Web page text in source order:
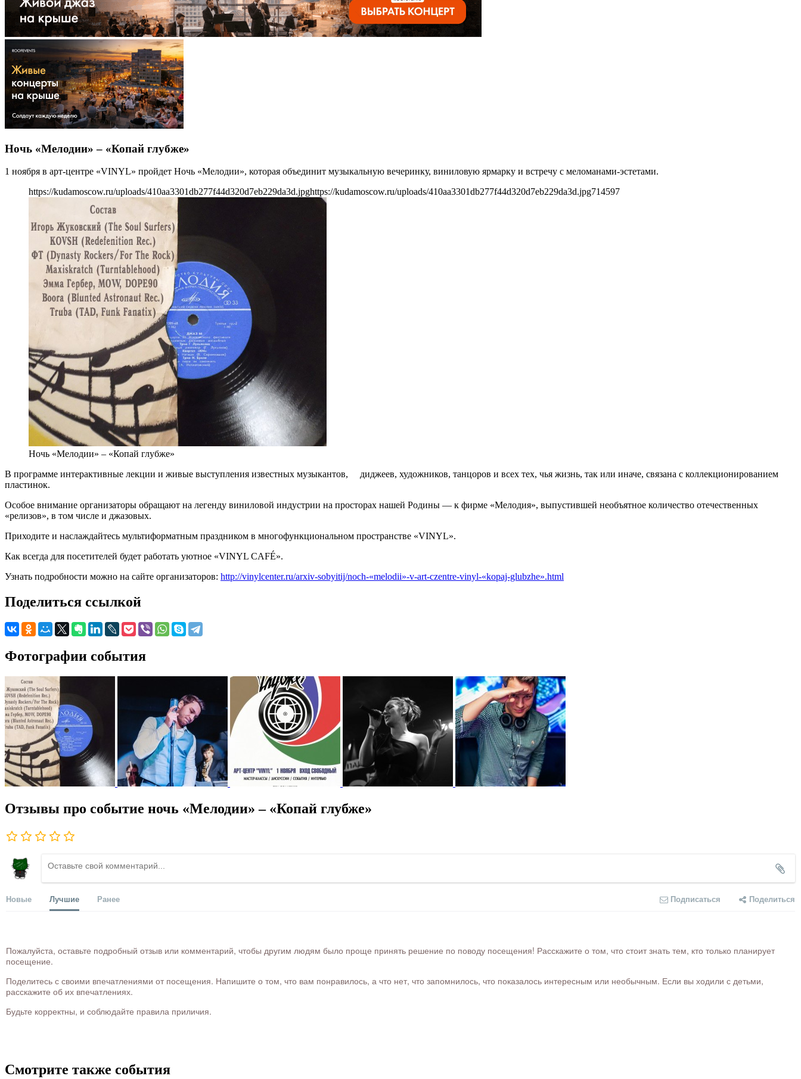
Ночь «Мелодии» – «Копай глубже»
1 ноября в арт-центре «VINYL» пройдет Ночь «Мелодии», которая объединит музыкальную вечеринку, виниловую ярмарку и встречу с меломанами-эстетами.
https://kudamoscow.ru/uploads/410aa3301db277f44d320d7eb229da3d.jpghttps://kudamoscow.ru/uploads/410aa3301db277f44d320d7eb229da3d.jpg714597
Ночь «Мелодии» – «Копай глубже»
В программе интерактивные лекции и живые выступления известных музыкантов, диджеев, художников, танцоров и всех тех, чья жизнь, так или иначе, связана с коллекционированием
пластинок.
Особое внимание организаторы обращают на легенду виниловой индустрии на просторах нашей Родины — к фирме «Мелодия», выпустившей необъятное количество отечественных
«релизов», в том числе и джазовых.
Приходите и наслаждайтесь мультиформатным праздником в многофункциональном пространстве «VINYL».
Как всегда для посетителей будет работать уютное «VINYL CAFÉ».
Узнать подробности можно на сайте организаторов: http://vinylcenter.ru/arxiv-sobyitij/noch-«melodii»-v-art-czentre-vinyl-«kopaj-glubzhe».html
Поделиться ссылкой
Фотографии события
Отзывы про событие ночь «Мелодии» – «Копай глубже»
Новые Лучшие Ранее Подписаться Поделиться
Пожалуйста, оставьте подробный отзыв или комментарий, чтобы другим людям было проще принять решение по поводу посещения! Расскажите о том, что стоит знать тем, кто только планирует
посещение.
Поделитесь с своими впечатлениями от посещения. Напишите о том, что вам понравилось, а что нет, что запомнилось, что показалось интересным или необычным. Если вы ходили с детьми,
расскажите об их впечатлениях.
Будьте корректны, и соблюдайте правила приличия.
Смотрите также события